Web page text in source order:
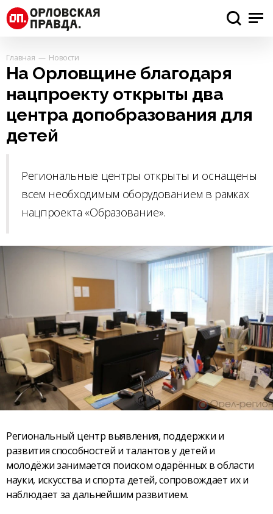
Главная Новости
На Орловщине благодаря
нацпроекту открыты два
центра допобразования для
детей
Региональные центры открыты и оснащены
всем необходимым оборудованием в рамках
нацпроекта «Образование».
Региональный центр выявления, поддержки и
развития способностей и талантов у детей и
молодёжи занимается поиском одарённых в области
науки, искусства и спорта детей, сопровождает их и
наблюдает за дальнейшим развитием.